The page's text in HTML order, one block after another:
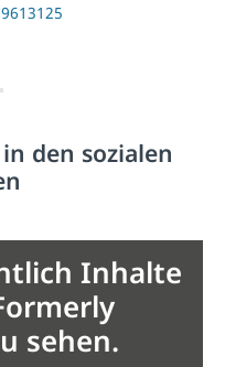
in den sozialen
Inhalte
sehen.